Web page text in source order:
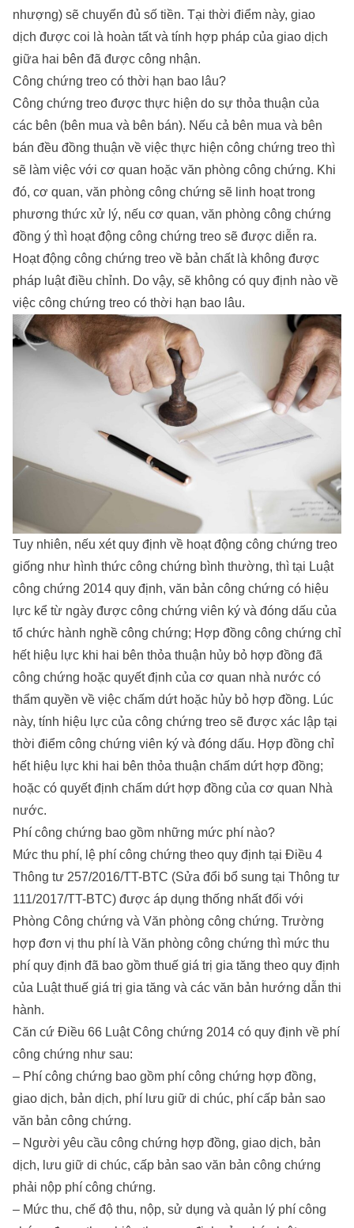
nhượng) sẽ chuyển đủ số tiền. Tại thời điểm này, giao
dịch được coi là hoàn tất và tính hợp pháp của giao dịch
giữa hai bên đã được công nhận.
Công chứng treo có thời hạn bao lâu?
Công chứng treo được thực hiện do sự thỏa thuận của
các bên (bên mua và bên bán). Nếu cả bên mua và bên
bán đều đồng thuận về việc thực hiện công chứng treo thì
sẽ làm việc với cơ quan hoặc văn phòng công chứng. Khi
đó, cơ quan, văn phòng công chứng sẽ linh hoạt trong
phương thức xử lý, nếu cơ quan, văn phòng công chứng
đồng ý thì hoạt động công chứng treo sẽ được diễn ra.
Hoạt động công chứng treo về bản chất là không được
pháp luật điều chỉnh. Do vậy, sẽ không có quy định nào về
việc công chứng treo có thời hạn bao lâu.
Tuy nhiên, nếu xét quy định về hoạt động công chứng treo
giống như hình thức công chứng bình thường, thì tại Luật
công chứng 2014 quy định, văn bản công chứng có hiệu
lực kể từ ngày được công chứng viên ký và đóng dấu của
tổ chức hành nghề công chứng; Hợp đồng công chứng chỉ
hết hiệu lực khi hai bên thỏa thuận hủy bỏ hợp đồng đã
công chứng hoặc quyết định của cơ quan nhà nước có
thẩm quyền về việc chấm dứt hoặc hủy bỏ hợp đồng. Lúc
này, tính hiệu lực của công chứng treo sẽ được xác lập tại
thời điểm công chứng viên ký và đóng dấu. Hợp đồng chỉ
hết hiệu lực khi hai bên thỏa thuận chấm dứt hợp đồng;
hoặc có quyết định chấm dứt hợp đồng của cơ quan Nhà
nước.
Phí công chứng bao gồm những mức phí nào?
Mức thu phí, lệ phí công chứng theo quy định tại Điều 4
Thông tư 257/2016/TT-BTC (Sửa đổi bổ sung tại Thông tư
111/2017/TT-BTC) được áp dụng thống nhất đối với
Phòng Công chứng và Văn phòng công chứng. Trường
hợp đơn vị thu phí là Văn phòng công chứng thì mức thu
phí quy định đã bao gồm thuế giá trị gia tăng theo quy định
của Luật thuế giá trị gia tăng và các văn bản hướng dẫn thi
hành.
Căn cứ Điều 66 Luật Công chứng 2014 có quy định về phí
công chứng như sau:
– Phí công chứng bao gồm phí công chứng hợp đồng,
giao dịch, bản dịch, phí lưu giữ di chúc, phí cấp bản sao
văn bản công chứng.
– Người yêu cầu công chứng hợp đồng, giao dịch, bản
dịch, lưu giữ di chúc, cấp bản sao văn bản công chứng
phải nộp phí công chứng.
– Mức thu, chế độ thu, nộp, sử dụng và quản lý phí công